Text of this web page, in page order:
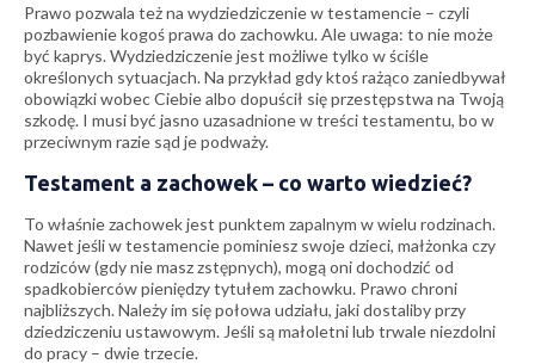
Prawo pozwala też na wydziedziczenie w testamencie – czyli
pozbawienie kogoś prawa do zachowku. Ale uwaga: to nie może
być kaprys. Wydziedziczenie jest możliwe tylko w ściśle
określonych sytuacjach. Na przykład gdy ktoś rażąco zaniedbywał
obowiązki wobec Ciebie albo dopuścił się przestępstwa na Twoją
szkodę. I musi być jasno uzasadnione w treści testamentu, bo w
przeciwnym razie sąd je podważy.
Testament a zachowek – co warto wiedzieć?
To właśnie zachowek jest punktem zapalnym w wielu rodzinach.
Nawet jeśli w testamencie pominiesz swoje dzieci, małżonka czy
rodziców (gdy nie masz zstępnych), mogą oni dochodzić od
spadkobierców pieniędzy tytułem zachowku. Prawo chroni
najbliższych. Należy im się połowa udziału, jaki dostaliby przy
dziedziczeniu ustawowym. Jeśli są małoletni lub trwale niezdolni
do pracy – dwie trzecie.